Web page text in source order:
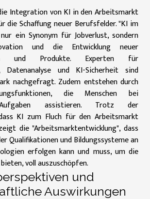
Integration von KI in den Arbeitsmarkt
die Schaffung neuer Berufsfelder. "KI im
ein Synonym für Jobverlust, sondern
und die Entwicklung neuer
und Produkte. Experten für
Datenanalyse und KI-Sicherheit sind
nachgefragt. Zudem entstehen durch
die Menschen bei
assistieren. Trotz der
KI zum Fluch für den Arbeitsmarkt
die "Arbeitsmarktentwicklung", dass
Qualifikationen und Bildungssysteme an
erfolgen kann und muss, um die
voll auszuschöpfen.
und
Auswirkungen